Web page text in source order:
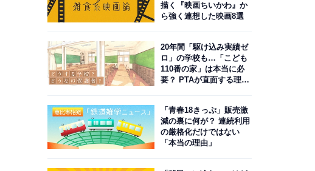
描く『映画ちいかわ』か
ら強く連想した映画8選
20年間「駆け込み実績ゼ
ロ」の学校も…「こども
110番の家」は本当に必
要？ PTAが直面する理想
「青春18きっぷ」販売激
減の裏に何が？ 連続利用
の厳格化だけではない
「本当の理由」